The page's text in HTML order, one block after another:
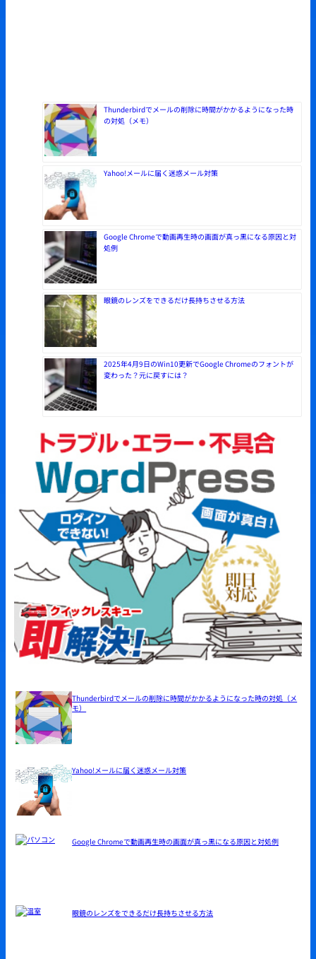
Thunderbirdでメールの削除に時間がかかるようになった時
の対処（メモ）
Yahoo!メールに届く迷惑メール対策
Google Chromeで動画再生時の画面が真っ黒になる原因と対
処例
眼鏡のレンズをできるだけ長持ちさせる方法
2025年4月9日のWin10更新でGoogle Chromeのフォントが
変わった？元に戻すには？
Thunderbirdでメールの削除に時間がかかるようになった時の対処（メ
モ）
Yahoo!メールに届く迷惑メール対策
Google Chromeで動画再生時の画面が真っ黒になる原因と対処例
眼鏡のレンズをできるだけ長持ちさせる方法